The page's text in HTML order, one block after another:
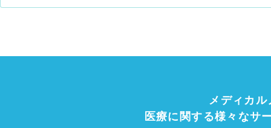
メディカ
医療に関する様々なサ